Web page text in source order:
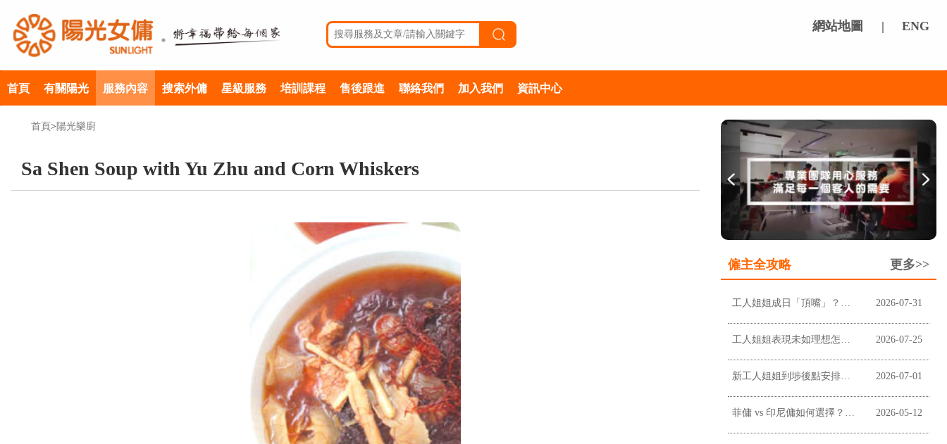
網站地圖 | ENG
首頁 有關陽光 服務內容 搜索外傭 星級服務 培訓課程 售後跟進 聯絡我們 加入我們 資訊中心
首頁> 陽光樂廚
Sa Shen Soup with Yu Zhu and Corn Whiskers
僱主全攻略 更多>>
工人姐姐成日「頂嘴」？先分清楚聽唔明，定係挑戰家規 2026-07-31
工人姐姐表現未如理想怎麼辦？僱主溝通、改善及終止合約前懶人包 2026-07-25
新工人姐姐到埗後點安排？新手僱主工作分配懶人包 2026-07-01
菲傭 vs 印尼傭如何選擇？香港僱主常見考慮因素 2026-05-12